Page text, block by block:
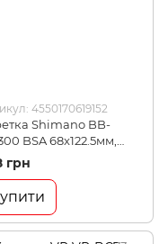
4550170619152
Shimano BB-
BSA 68x122.5мм,
без болтів
грн